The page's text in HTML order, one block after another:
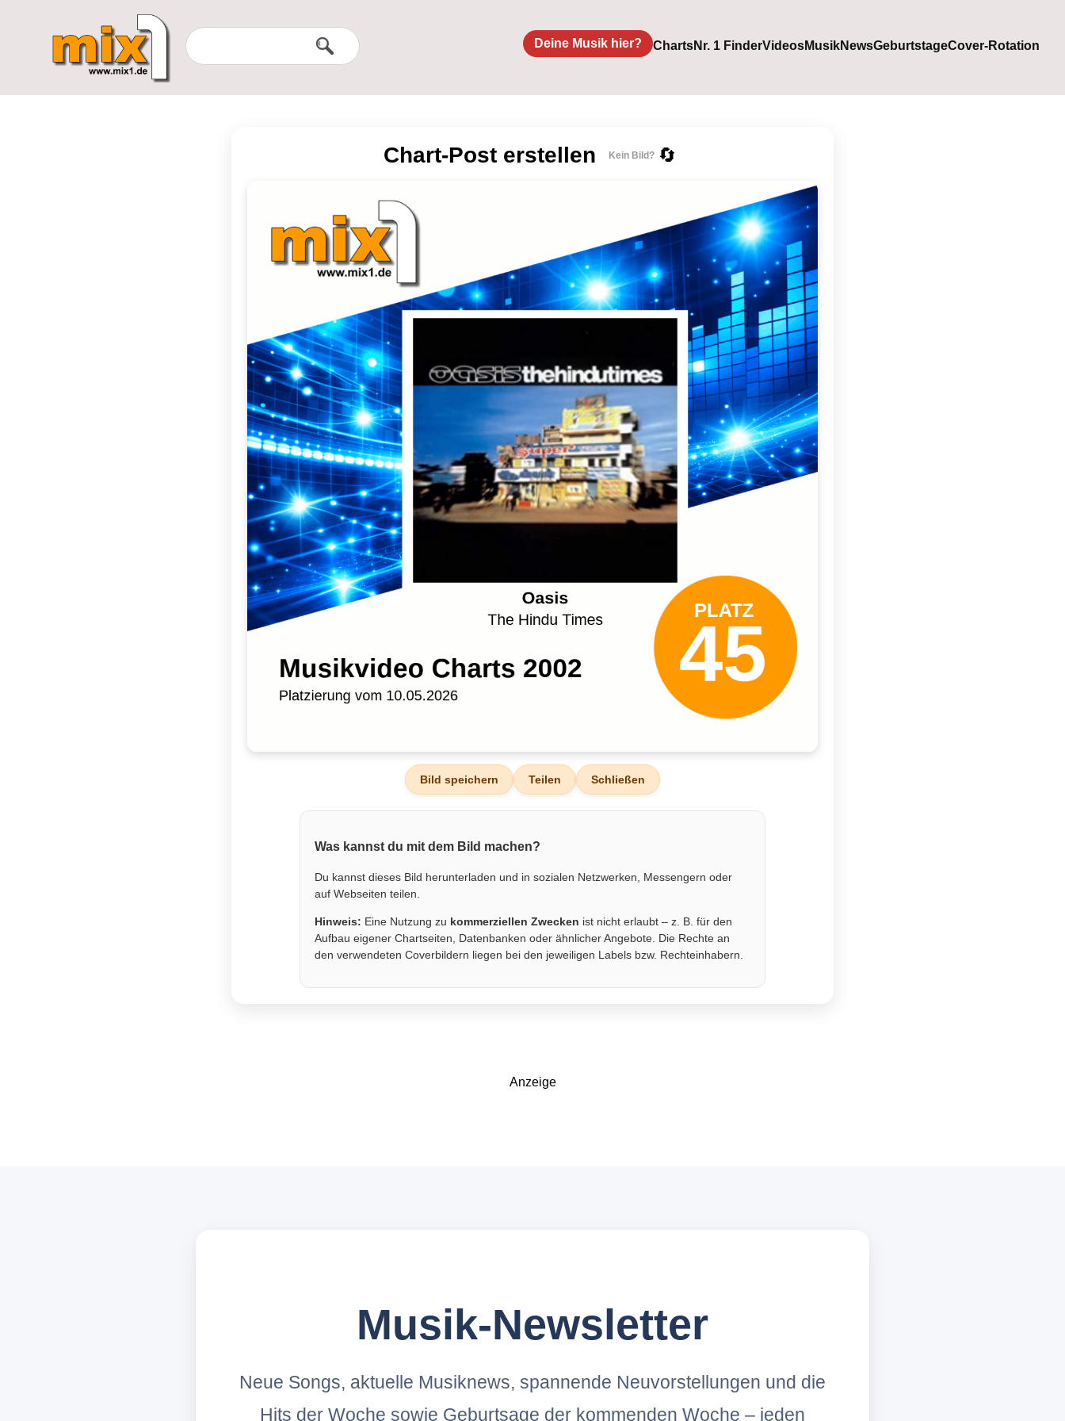
Deine Musik hier? ChartsNr. 1 FinderVideosMusikNewsGeburtstageCover-Rotation
Chart-Post erstellen Kein Bild? 🔄
Bild speichern Teilen Schließen
Was kannst du mit dem Bild machen?
Du kannst dieses Bild herunterladen und in sozialen Netzwerken, Messengern oder
auf Webseiten teilen.
Hinweis: Eine Nutzung zu kommerziellen Zwecken ist nicht erlaubt – z. B. für den
Aufbau eigener Chartseiten, Datenbanken oder ähnlicher Angebote. Die Rechte an
den verwendeten Coverbildern liegen bei den jeweiligen Labels bzw. Rechteinhabern.
Anzeige
Musik-Newsletter
Neue Songs, aktuelle Musiknews, spannende Neuvorstellungen und die
Hits der Woche sowie Geburtsage der kommenden Woche – jeden